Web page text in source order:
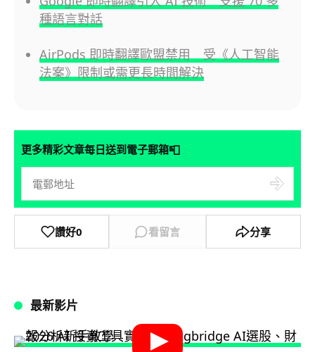
種語言對話
AirPods 即時翻譯歐盟禁用 受《人工智能
法案》限制或需更長時間解決
更多精彩文章每日送到電子郵箱📮
讚好0 看留言 分享
最新影片